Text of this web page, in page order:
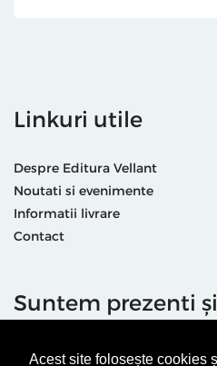
Acest site folosește cookies
Linkuri utile
Despre Editura Vellant
Noutati si evenimente
Informatii livrare
Contact
Suntem prezenti